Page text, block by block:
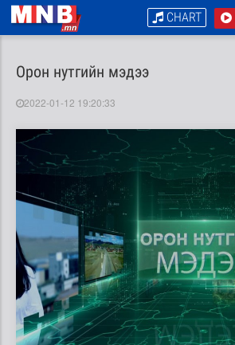
CHART
Орон нутгийн мэдээ
2022-01-12 19:20:33